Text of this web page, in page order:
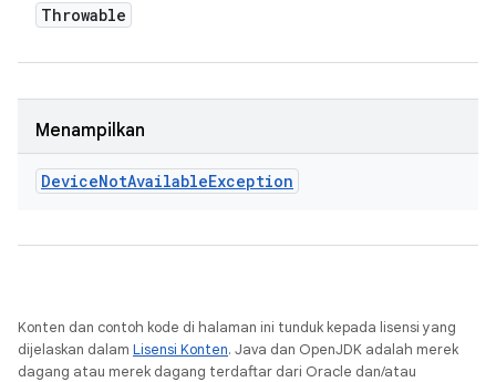
Throwable
Menampilkan
DeviceNotAvailableException
Konten dan contoh kode di halaman ini tunduk kepada lisensi yang
dijelaskan dalam Lisensi Konten. Java dan OpenJDK adalah merek
dagang atau merek dagang terdaftar dari Oracle dan/atau